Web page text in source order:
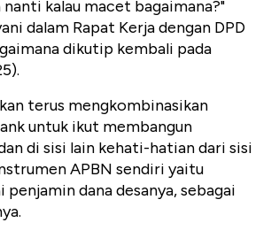
nanti kalau macet bagaimana?"
dalam Rapat Kerja dengan DPD
dikutip kembali pada
terus mengkombinasikan
untuk ikut membangun
di sisi lain kehati-hatian dari sisi
APBN sendiri yaitu
penjamin dana desanya, sebagai